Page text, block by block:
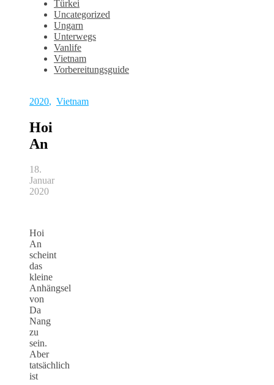
Türkei
Uncategorized
Ungarn
Unterwegs
Vanlife
Vietnam
Vorbereitungsguide
2020, Vietnam
Hoi
An
18.
Januar
2020
Hoi
An
scheint
das
kleine
Anhängsel
von
Da
Nang
zu
sein.
Aber
tatsächlich
ist